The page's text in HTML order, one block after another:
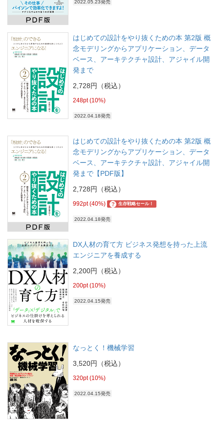
2022.05.23発売
はじめての設計をやり抜くための本 第2版 概
念モデリングからアプリケーション、データ
ベース、アーキテクチャ設計、アジャイル開
発まで
2,728円（税込）
248pt (10%)
2022.04.18発売
はじめての設計をやり抜くための本 第2版 概
念モデリングからアプリケーション、データ
ベース、アーキテクチャ設計、アジャイル開
発まで【PDF版】
2,728円（税込）
992pt (40%) ? 生存戦略セール！
2022.04.18発売
DX人材の育て方 ビジネス発想を持った上流
エンジニアを養成する
2,200円（税込）
200pt (10%)
2022.04.15発売
なっとく！機械学習
3,520円（税込）
320pt (10%)
2022.04.15発売